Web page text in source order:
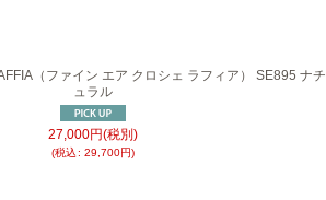
（ファイン エア クロシェ ラフィア） SE895 ナチ
ュラル
27,000円(税別)
(税込 : 29,700円)